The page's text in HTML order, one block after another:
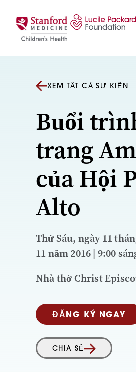
XEM TẤT CẢ SỰ KIỆN
Buổi
trang
của Hội
Alto
Thứ Sáu, ngày 11
11 năm 2016 | 9:00
Nhà thờ Christ
ĐĂNG KÝ NGAY
CHIA SẺ